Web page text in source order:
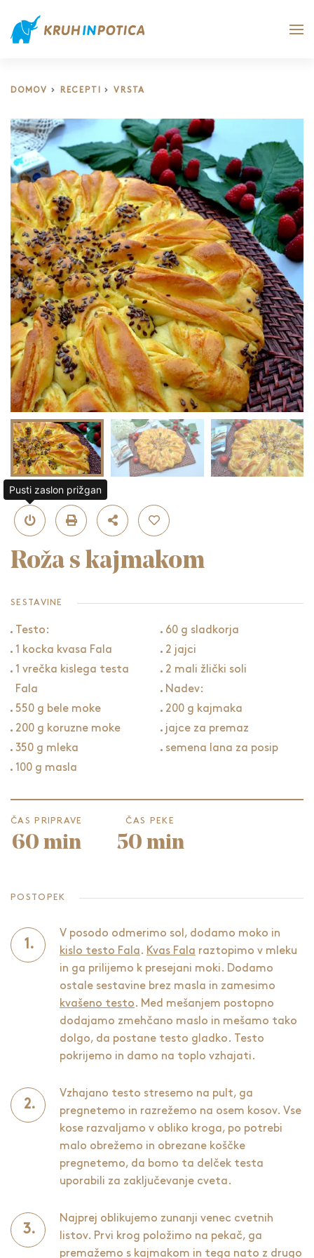
DOMOV RECEPTI VRSTA
Roža s kajmakom
SESTAVINE
Testo:
1 kocka kvasa Fala
1 vrečka kislega testa
Fala
550 g bele moke
200 g koruzne moke
350 g mleka
100 g masla
60 g sladkorja
2 jajci
2 mali žlički soli
Nadev:
200 g kajmaka
jajce za premaz
semena lana za posip
ČAS PRIPRAVE
60 min
ČAS PEKE
50 min
POSTOPEK
V posodo odmerimo sol, dodamo moko in
kislo testo Fala . Kvas Fala raztopimo v mleku
in ga prilijemo k presejani moki. Dodamo
ostale sestavine brez masla in zamesimo
kvašeno testo . Med mešanjem postopno
dodajamo zmehčano maslo in mešamo tako
dolgo, da postane testo gladko. Testo
pokrijemo in damo na toplo vzhajati.
Vzhajano testo stresemo na pult, ga
pregnetemo in razrežemo na osem kosov. Vse
kose razvaljamo v obliko kroga, po potrebi
malo obrežemo in obrezane koščke
pregnetemo, da bomo ta delček testa
uporabili za zaključevanje cveta.
Najprej oblikujemo zunanji venec cvetnih
listov. Prvi krog položimo na pekač, ga
premažemo s kajmakom in tega nato z drugo
Pusti zaslon prižgan